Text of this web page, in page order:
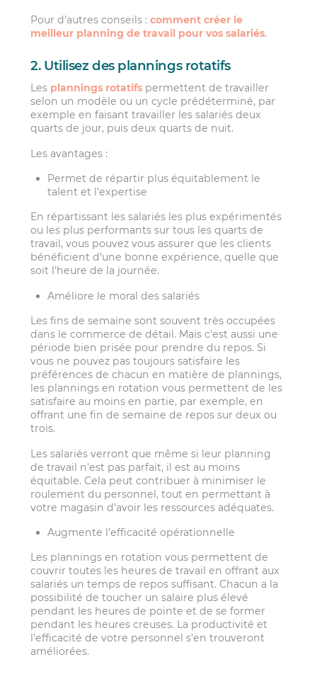
Pour d’autres conseils :comment créer le
meilleur planning de travail pour vos salariés.
2. Utilisez des plannings rotatifs
Les plannings rotatifs permettent de travailler
selon un modèle ou un cycle prédéterminé, par
exemple en faisant travailler les salariés deux
quarts de jour, puis deux quarts de nuit.
Les avantages :
Permet de répartir plus équitablement le
talent et l’expertise
En répartissant les salariés les plus expérimentés
ou les plus performants sur tous les quarts de
travail, vous pouvez vous assurer que les clients
bénéficient d’une bonne expérience, quelle que
soit l’heure de la journée.
Améliore le moral des salariés
Les fins de semaine sont souvent très occupées
dans le commerce de détail. Mais c’est aussi une
période bien prisée pour prendre du repos. Si
vous ne pouvez pas toujours satisfaire les
préférences de chacun en matière de plannings,
les plannings en rotation vous permettent de les
satisfaire au moins en partie, par exemple, en
offrant une fin de semaine de repos sur deux ou
trois.
Les salariés verront que même si leur planning
de travail n’est pas parfait, il est au moins
équitable. Cela peut contribuer à minimiser le
roulement du personnel, tout en permettant à
votre magasin d’avoir les ressources adéquates.
Augmente l’efficacité opérationnelle
Les plannings en rotation vous permettent de
couvrir toutes les heures de travail en offrant aux
salariés un temps de repos suffisant. Chacun a la
possibilité de toucher un salaire plus élevé
pendant les heures de pointe et de se former
pendant les heures creuses. La productivité et
l’efficacité de votre personnel s’en trouveront
améliorées.